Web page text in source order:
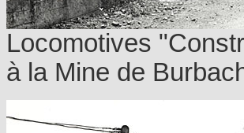
Locomotives
à la Mine de